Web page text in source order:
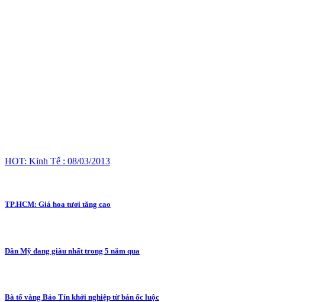
HOT: Kinh Tế : 08/03/2013
TP.HCM: Giá hoa tươi tăng cao
Dân Mỹ đang giàu nhất trong 5 năm qua
Bà tổ vàng Bảo Tín khởi nghiệp từ bán ốc luộc